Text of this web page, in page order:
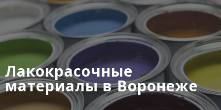
Лакокрасочные
материалы в Воронеже